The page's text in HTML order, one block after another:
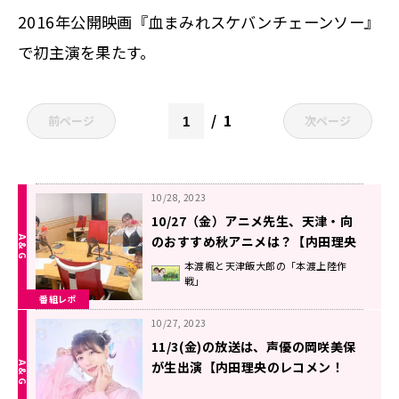
2016年公開映画『血まみれスケバンチェーンソー』
で初主演を果たす。
前ページ 1 次ページ
番組レポ
10/28, 2023
10/27（金）アニメ先生、天津・向
のおすすめ秋アニメは？【内田理央
のレコメン！FRIDAY】
本渡楓と天津飯大郎の「本渡上陸作
戦」
10/27, 2023
11/3(金)の放送は、声優の岡咲美保
が生出演【内田理央のレコメン！